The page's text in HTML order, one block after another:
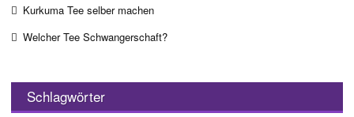
Kurkuma Tee selber machen
Welcher Tee Schwangerschaft?
Schlagwörter